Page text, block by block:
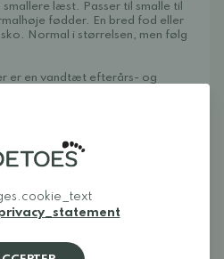
læst. Passer til smalle til
fødder. En bred fod eller
Normal i størrelsen, men følg
er en vandtæt efterårs- og
skoene kan bevare deres
rigtige størrelse:
belaste foden og mål til den